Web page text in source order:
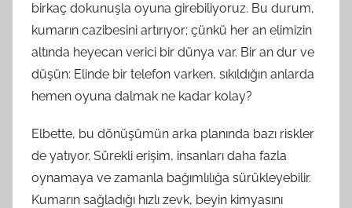
birkaç dokunuşla oyuna girebiliyoruz. Bu durum,
kumarın cazibesini artırıyor; çünkü her an elimizin
altında heyecan verici bir dünya var. Bir an dur ve
düşün: Elinde bir telefon varken, sıkıldığın anlarda
hemen oyuna dalmak ne kadar kolay?
Elbette, bu dönüşümün arka planında bazı riskler
de yatıyor. Sürekli erişim, insanları daha fazla
oynamaya ve zamanla bağımlılığa sürükleyebilir.
Kumarın sağladığı hızlı zevk, beyin kimyasını